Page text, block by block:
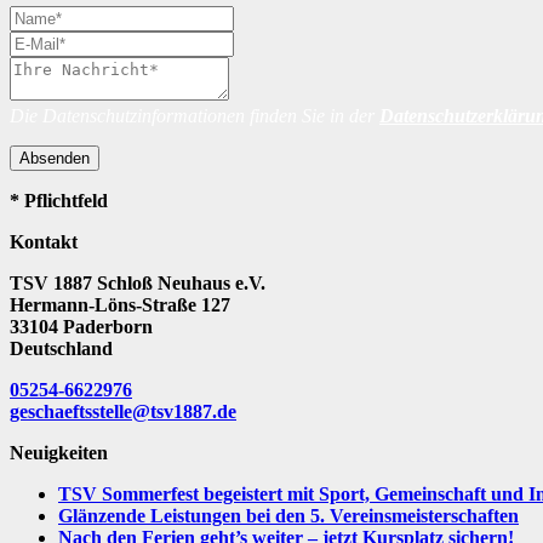
Absenden
* Pflichtfeld
Kontakt
TSV 1887 Schloß Neuhaus e.V.
Hermann-Löns-Straße 127
33104 Paderborn
Deutschland
05254-6622976
geschaeftsstelle@tsv1887.de
Neuigkeiten
TSV Sommerfest begeistert mit Sport, Gemeinschaft und
Glänzende Leistungen bei den 5. Vereinsmeisterschaften
Nach den Ferien geht’s weiter – jetzt Kursplatz sichern!